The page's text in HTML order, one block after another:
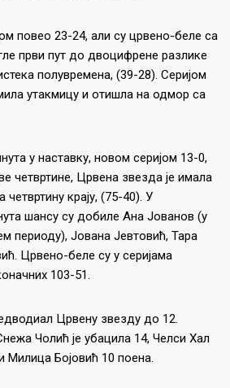
повео 23-24, али су црвено-беле са
први пут до двоцифрене разлике
полувремена, (39-28). Серијом
утакмицу и отишла на одмор са
у наставку, новом серијом 13-0,
четвртине, Црвена звезда је имала
крају, (75-40). У
шансу су добиле Ана Јованов (у
периоду), Јована Јевтовић, Тара
Црвено-беле су у серијама
103-51.
Црвену звезду до 12.
Чолић је убацила 14, Челси Хал
Милица Бојовић 10 поена.